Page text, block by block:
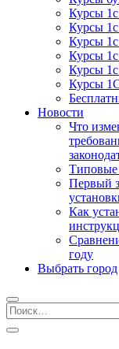
Курсы 1с
Курсы
Курсы
Курсы
Курсы
Курсы
Новости
Что
Типовые
Первый
Как
году
Выбрать город
Найти: